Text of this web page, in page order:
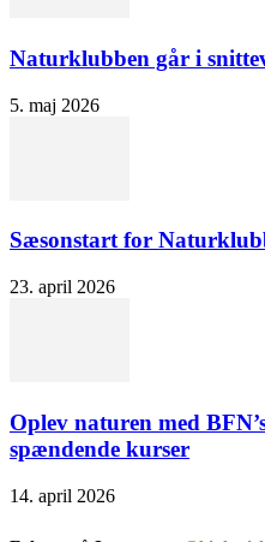
Naturklubben går i
5. maj 2026
Sæsonstart for
23. april 2026
Oplev naturen med
spændende kurser
14. april 2026